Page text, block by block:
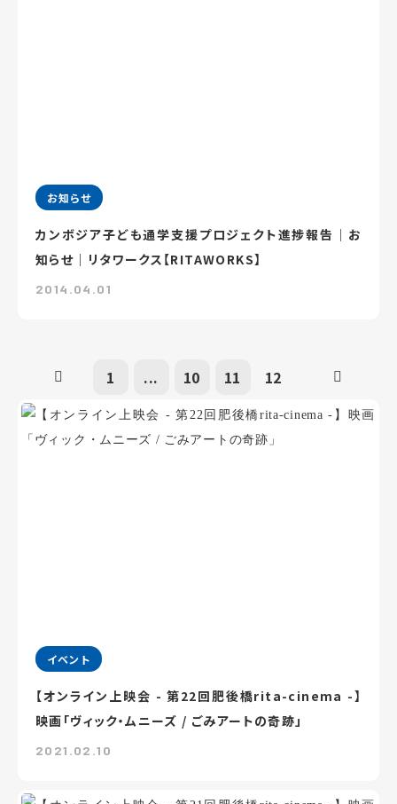
お知らせ
カンボジア子ども通学支援プロジェクト進捗報告｜お
知らせ｜リタワークス【RITAWORKS】
2014.04.01
1 ... 10 11 12
イベント
【オンライン上映会 - 第22回肥後橋rita-cinema -】
映画「ヴィック・ムニーズ / ごみアートの奇跡」
2021.02.10